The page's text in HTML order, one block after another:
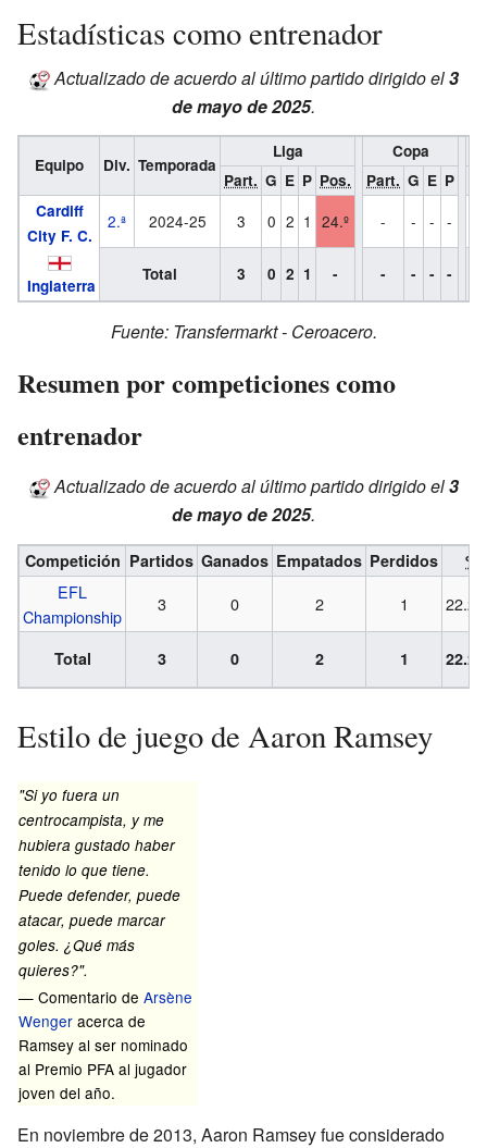
Estadísticas como entrenador
Actualizado de acuerdo al último partido dirigido el3
de mayo de 2025.
Equipo Div. Temporada
Liga Copa
Part. G E P Pos. Part. G E P
Cardiff
City F. C.
Inglaterra
2.ª 2024-25 3 0 2 1 24.º - - - -
Total 3 0 2 1 - - - - -
Fuente: Transfermarkt- Ceroacero.
Resumen por competiciones como
entrenador
Actualizado de acuerdo al último partido dirigido el3
de mayo de 2025.
Competición Partidos Ganados Empatados Perdidos %
EFL
Championship
3 0 2 1
Total 3 0 2 1
Estilo de juego de Aaron Ramsey
"Si yo fuera un
centrocampista, y me
hubiera gustado haber
tenido lo que tiene.
Puede defender, puede
atacar, puede marcar
goles. ¿Qué más
quieres?".
— Comentario de Arsène
Wenger acerca de
Ramsey al ser nominado
al Premio PFA al jugador
joven del año.
En noviembre de 2013, Aaron Ramsey fue considerado